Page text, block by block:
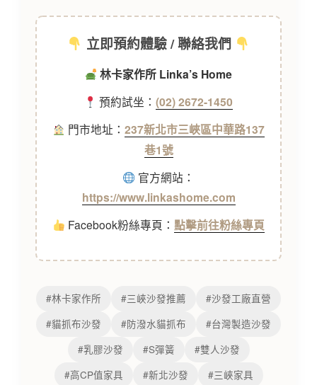
立即預約體驗 / 聯絡我們
林卡家作所 Linka’s Home
預約試坐：(02) 2672-1450
門市地址： 237新北市三峽區中華路137
巷1號
官方網站：
https://www.linkashome.com
Facebook粉絲專頁： 點擊前往粉絲專頁
#林卡家作所 #三峽沙發推薦
#沙發工廠直營
#貓抓布沙發
#防潑水貓抓布
#台灣製造沙發
#乳膠沙發
#S彈簧
#雙人沙發
#高CP值家具
#新北沙發
#三峽家具